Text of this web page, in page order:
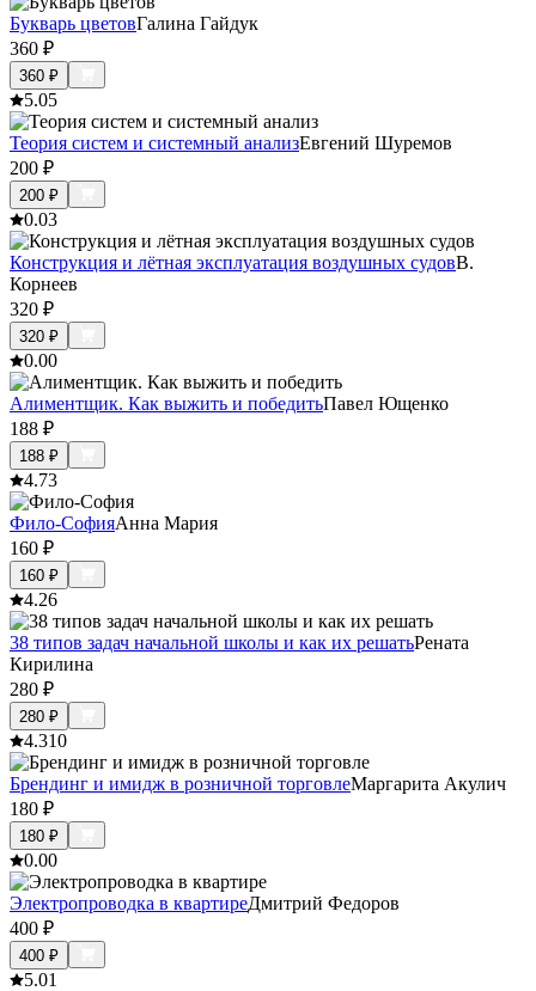
Букварь цветовГалина Гайдук
360 ₽
360 ₽
5.05
Теория систем и системный анализЕвгений Шуремов
200 ₽
200 ₽
0.03
Конструкция и лётная эксплуатация воздушных судовВ.
Корнеев
320 ₽
320 ₽
0.00
Алиментщик. Как выжить и победитьПавел Ющенко
188 ₽
188 ₽
4.73
Фило-СофияАнна Мария
160 ₽
160 ₽
4.26
38 типов задач начальной школы и как их решатьРената
Кирилина
280 ₽
280 ₽
4.310
Брендинг и имидж в розничной торговлеМаргарита Акулич
180 ₽
180 ₽
0.00
Электропроводка в квартиреДмитрий Федоров
400 ₽
400 ₽
5.01